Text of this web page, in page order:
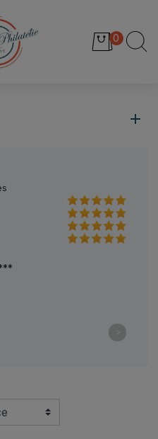
0
+++++++++++++++
>